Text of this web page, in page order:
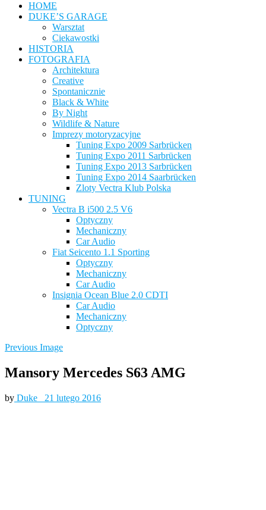
HOME
DUKE’S GARAGE
Warsztat
Ciekawostki
HISTORIA
FOTOGRAFIA
Architektura
Creative
Spontanicznie
Black & White
By Night
Wildlife & Nature
Imprezy motoryzacyjne
Tuning Expo 2009 Sarbrücken
Tuning Expo 2011 Sarbrücken
Tuning Expo 2013 Sarbrücken
Tuning Expo 2014 Saarbrücken
Zloty Vectra Klub Polska
TUNING
Vectra B i500 2.5 V6
Optyczny
Mechaniczny
Car Audio
Fiat Seicento 1.1 Sporting
Optyczny
Mechaniczny
Car Audio
Insignia Ocean Blue 2.0 CDTI
Car Audio
Mechaniczny
Optyczny
Previous Image
Mansory Mercedes S63 AMG
by Duke_ 21 lutego 2016